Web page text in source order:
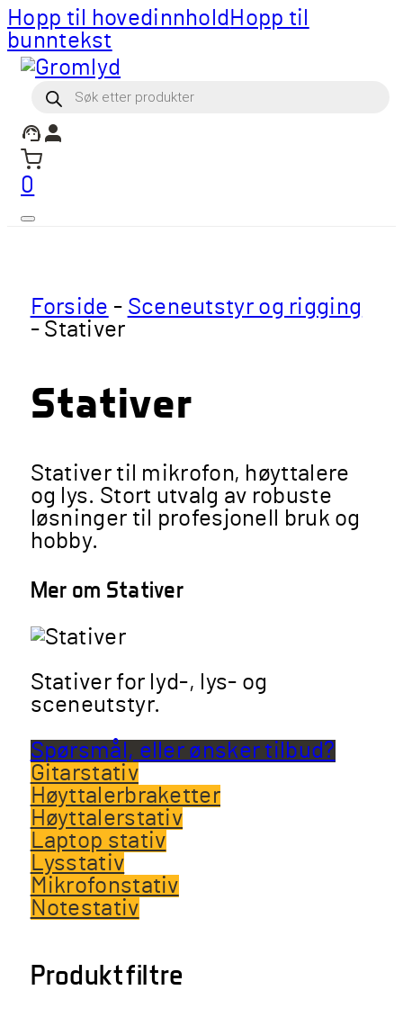
Hopp til hovedinnhold Hopp til
bunntekst
Products
search
0
Forside - Sceneutstyr og rigging
- Stativer
Stativer
Stativer til mikrofon, høyttalere
og lys. Stort utvalg av robuste
løsninger til profesjonell bruk og
hobby.
Mer om Stativer
Stativer for lyd-, lys- og
sceneutstyr.
Spørsmål, eller ønsker tilbud?
Gitarstativ
Høyttalerbraketter
Høyttalerstativ
Laptop stativ
Lysstativ
Mikrofonstativ
Notestativ
Produktfiltre